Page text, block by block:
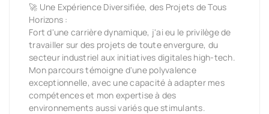
🚀 Une Expérience Diversifiée, des Projets de Tous
Horizons :
Fort d'une carrière dynamique, j'ai eu le privilège de
travailler sur des projets de toute envergure, du
secteur industriel aux initiatives digitales high-tech.
Mon parcours témoigne d'une polyvalence
exceptionnelle, avec une capacité à adapter mes
compétences et mon expertise à des
environnements aussi variés que stimulants.